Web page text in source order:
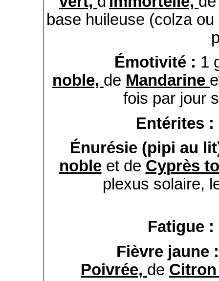
base huileuse (colza
Émotivité : 1
noble, de Mandarine
fois par jour
Entérites :
Énurésie (pipi au
nobleet de Cyprès
plexus solaire,
Fatigue :
Fièvre jaune
Poivrée, de